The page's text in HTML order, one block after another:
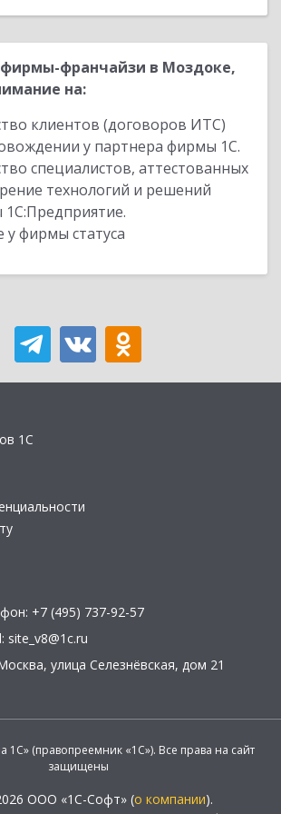
франчайзи в Моздоке,
на:
клиентов (договоров ИТС)
у партнера фирмы 1С.
специалистов, аттестованных
технологий и решений
1С:Предприятие.
у фирмы статуса
1С
+7 (495) 737-92-57
site_v8@1c.ru
, улица Селезнёвская, дом 21
1С» (правопреемник «1С»). Все права на сайт
защищены
ООО «1С-Софт» (о компании).